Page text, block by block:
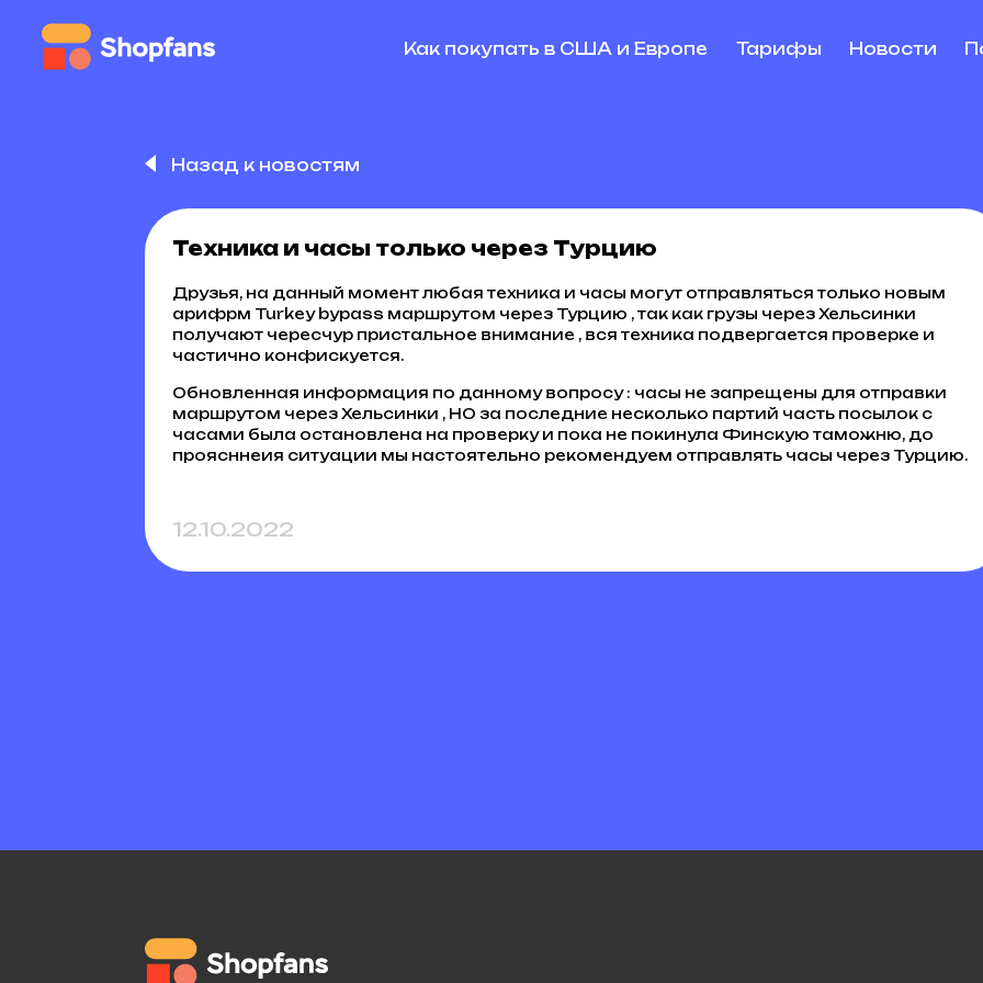
Как покупать в США и Европе Тарифы Новости
Назад к новостям
Техника и часы только через Турцию
Друзья, на данный момент любая техника и часы могут отправляться только новым
арифрм Turkey bypass маршрутом через Турцию , так как грузы через Хельсинки
получают чересчур пристальное внимание , вся техника подвергается проверке и
частично конфискуется.
Обновленная информация по данному вопросу : часы не запрещены для отправки
маршрутом через Хельсинки , НО за последние несколько партий часть посылок с
часами была остановлена на проверку и пока не покинула Финскую таможню, до
проясннеия ситуации мы настоятельно рекомендуем отправлять часы через Турцию.
12.10.2022